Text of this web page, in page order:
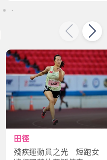
田徑
殘疾運動員之光 短跑女